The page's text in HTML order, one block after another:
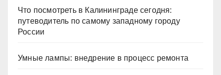
Что посмотреть в Калининграде сегодня:
путеводитель по самому западному городу
России
Умные лампы: внедрение в процесс ремонта